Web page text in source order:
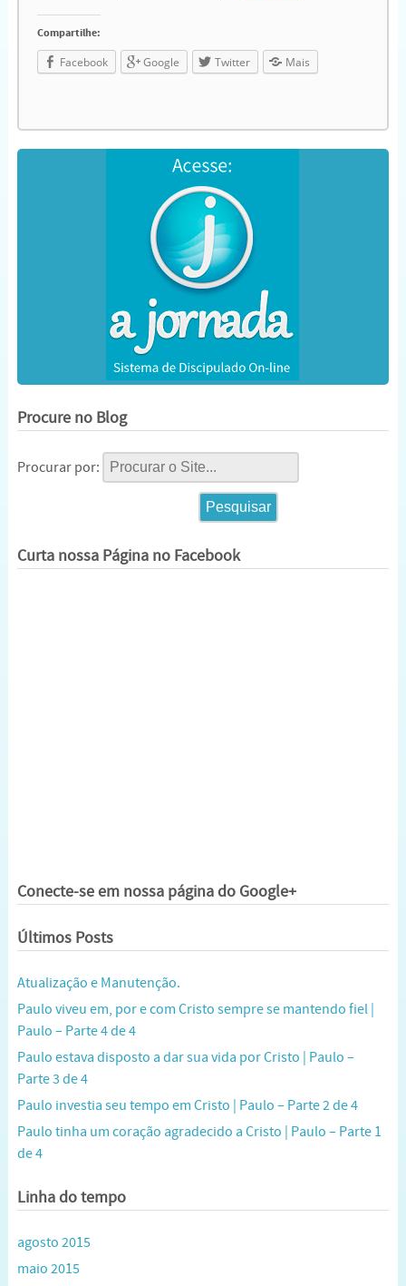
Compartilhe:
Facebook Google Twitter Mais
Procure no Blog
Procurar por:
Curta nossa Página no Facebook
Conecte-se em nossa página do Google+
Últimos Posts
Atualização e Manutenção.
Paulo viveu em, por e com Cristo sempre se mantendo fiel |
Paulo – Parte 4 de 4
Paulo estava disposto a dar sua vida por Cristo | Paulo –
Parte 3 de 4
Paulo investia seu tempo em Cristo | Paulo – Parte 2 de 4
Paulo tinha um coração agradecido a Cristo | Paulo – Parte 1
de 4
Linha do tempo
agosto 2015
maio 2015